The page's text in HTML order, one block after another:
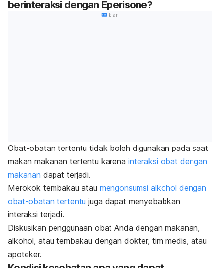
berinteraksi dengan Eperisone?
Iklan
Obat-obatan tertentu tidak boleh digunakan pada saat
makan makanan tertentu karena interaksi obat dengan
makanan dapat terjadi.
Merokok tembakau atau mengonsumsi alkohol dengan
obat-obatan tertentu juga dapat menyebabkan
interaksi terjadi.
Diskusikan penggunaan obat Anda dengan makanan,
alkohol, atau tembakau dengan dokter, tim medis, atau
apoteker.